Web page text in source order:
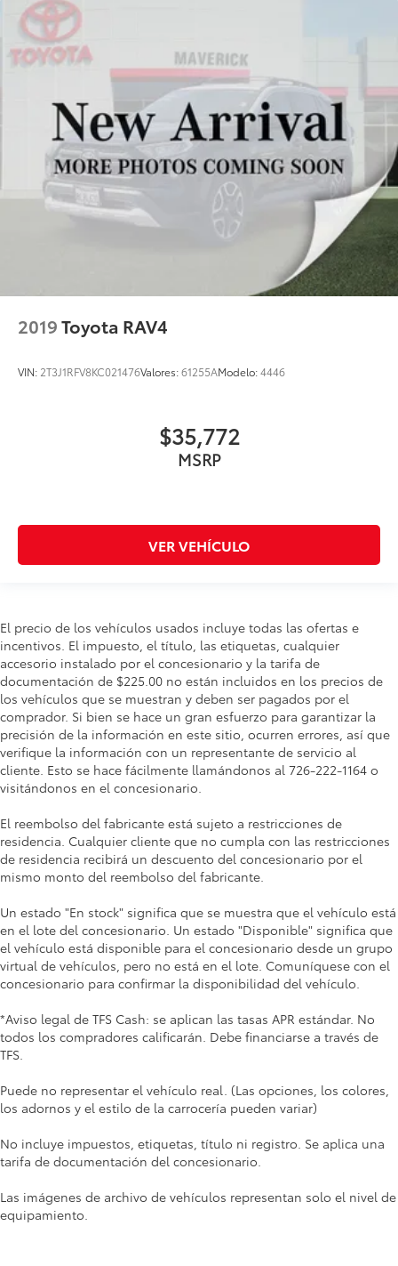
2019Toyota RAV4
VIN: 2T3J1RFV8KC021476Valores:61255AModelo:4446
$35,772
MSRP
VER VEHÍCULO
El precio de los vehículos usados incluye todas las ofertas e
incentivos. El impuesto, el título, las etiquetas, cualquier
accesorio instalado por el concesionario y la tarifa de
documentación de $225.00 no están incluidos en los precios de
los vehículos que se muestran y deben ser pagados por el
comprador. Si bien se hace un gran esfuerzo para garantizar la
precisión de la información en este sitio, ocurren errores, así que
verifique la información con un representante de servicio al
cliente. Esto se hace fácilmente llamándonos al 726-222-1164 o
visitándonos en el concesionario.
El reembolso del fabricante está sujeto a restricciones de
residencia. Cualquier cliente que no cumpla con las restricciones
de residencia recibirá un descuento del concesionario por el
mismo monto del reembolso del fabricante.
Un estado "En stock" significa que se muestra que el vehículo está
en el lote del concesionario. Un estado "Disponible" significa que
el vehículo está disponible para el concesionario desde un grupo
virtual de vehículos, pero no está en el lote. Comuníquese con el
concesionario para confirmar la disponibilidad del vehículo.
*Aviso legal de TFS Cash: se aplican las tasas APR estándar. No
todos los compradores calificarán. Debe financiarse a través de
TFS.
Puede no representar el vehículo real. (Las opciones, los colores,
los adornos y el estilo de la carrocería pueden variar)
No incluye impuestos, etiquetas, título ni registro. Se aplica una
tarifa de documentación del concesionario.
Las imágenes de archivo de vehículos representan solo el nivel de
equipamiento.